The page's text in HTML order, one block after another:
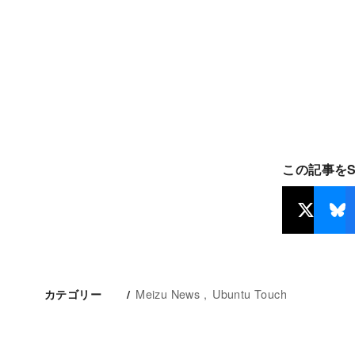
この記事を
カテゴリー Meizu News Ubuntu Touch